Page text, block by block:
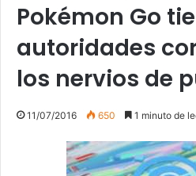
Pokémon Go
autoridades
los nervios de
11/07/2016 650 1 minuto de